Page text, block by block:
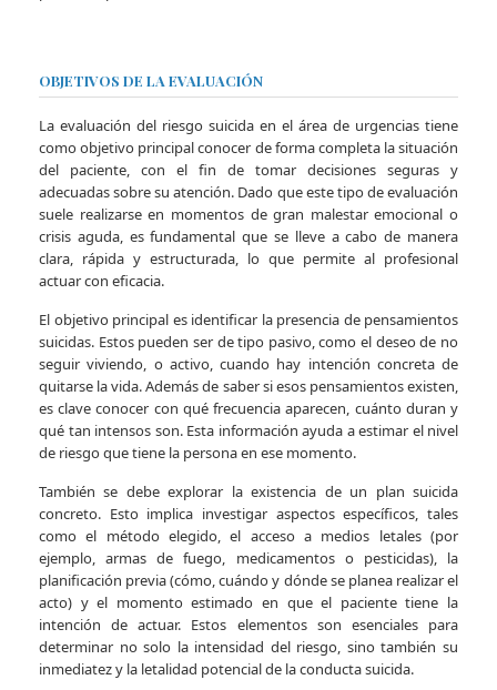
OBJETIVOS DE LA EVALUACIÓN
La evaluación del riesgo suicida en el área de urgencias tiene
como objetivo principal conocer de forma completa la situación
del paciente, con el fin de tomar decisiones seguras y
adecuadas sobre su atención. Dado que este tipo de evaluación
suele realizarse en momentos de gran malestar emocional o
crisis aguda, es fundamental que se lleve a cabo de manera
clara, rápida y estructurada, lo que permite al profesional
actuar con eficacia.
El objetivo principal es identificar la presencia de pensamientos
suicidas. Estos pueden ser de tipo pasivo, como el deseo de no
seguir viviendo, o activo, cuando hay intención concreta de
quitarse la vida. Además de saber si esos pensamientos existen,
es clave conocer con qué frecuencia aparecen, cuánto duran y
qué tan intensos son. Esta información ayuda a estimar el nivel
de riesgo que tiene la persona en ese momento.
También se debe explorar la existencia de un plan suicida
concreto. Esto implica investigar aspectos específicos, tales
como el método elegido, el acceso a medios letales (por
ejemplo, armas de fuego, medicamentos o pesticidas), la
planificación previa (cómo, cuándo y dónde se planea realizar el
acto) y el momento estimado en que el paciente tiene la
intención de actuar. Estos elementos son esenciales para
determinar no solo la intensidad del riesgo, sino también su
inmediatez y la letalidad potencial de la conducta suicida.